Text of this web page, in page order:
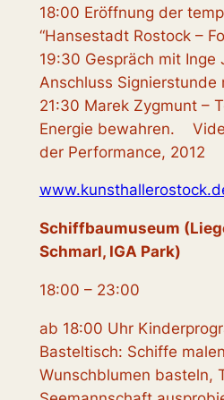
18:00 Eröffnung der
“Hansestadt Rostock –
19:30 Gespräch mit Inge
Anschluss Signierstunde
21:30 Marek Zygmunt –
Energie bewahren.
der Performance, 2012
Schiffbaumuseum
Schmarl, IGA Park)
18:00 – 23:00
ab 18:00 Uhr
Basteltisch: Schiffe
Wunschblumen basteln,